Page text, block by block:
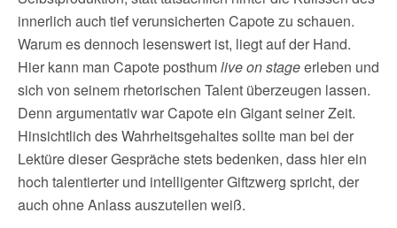
innerlich auch tief verunsicherten Capote zu schauen.
Warum es dennoch lesenswert ist, liegt auf der Hand.
Hier kann man Capote posthumlive on stageerleben und
sich von seinem rhetorischen Talent überzeugen lassen.
Denn argumentativ war Capote ein Gigant seiner Zeit.
Hinsichtlich des Wahrheitsgehaltes sollte man bei der
Lektüre dieser Gespräche stets bedenken, dass hier ein
hoch talentierter und intelligenter Giftzwerg spricht, der
auch ohne Anlass auszuteilen weiß.